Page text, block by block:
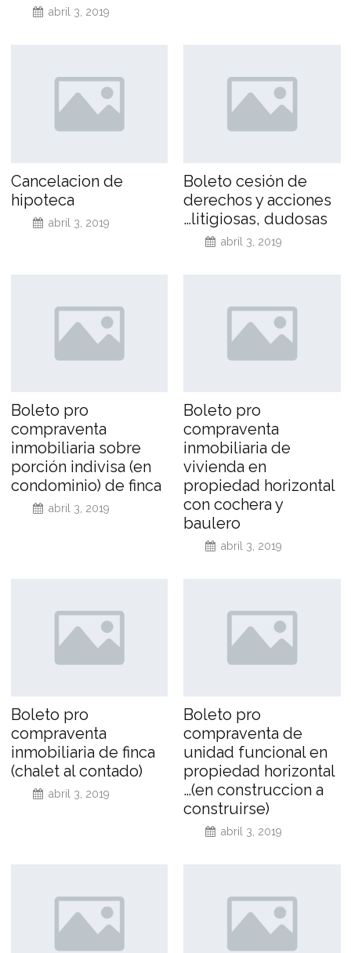
abril 3, 2019
Cancelacion de
hipoteca
abril 3, 2019
Boleto cesión de
derechos y acciones
…litigiosas, dudosas
abril 3, 2019
Boleto pro
compraventa
inmobiliaria sobre
porción indivisa (en
condominio) de finca
abril 3, 2019
Boleto pro
compraventa
inmobiliaria de
vivienda en
propiedad horizontal
con cochera y
baulero
abril 3, 2019
Boleto pro
compraventa
inmobiliaria de finca
(chalet al contado)
abril 3, 2019
Boleto pro
compraventa de
unidad funcional en
propiedad horizontal
…(en construccion a
construirse)
abril 3, 2019